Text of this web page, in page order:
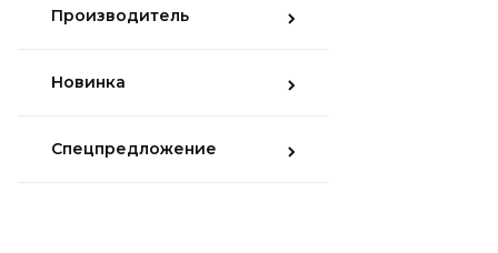
Производитель
Новинка
Спецпредложение